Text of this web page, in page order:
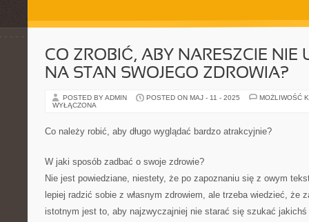
CO ZROBIĆ, ABY NARESZCIE NIE
NA STAN SWOJEGO ZDROWIA?
POSTED BY ADMIN POSTED ON MAJ - 11 - 2025
MOŻLIWOŚĆ
WYŁĄCZONA
Co należy robić, aby długo wyglądać bardzo atrakcyjnie?
W jaki sposób zadbać o swoje zdrowie?
Nie jest powiedziane, niestety, że po zapoznaniu się z owym
lepiej radzić sobie z własnym zdrowiem, ale trzeba wiedzieć, że
istotnym jest to, aby najzwyczajniej nie starać się szukać